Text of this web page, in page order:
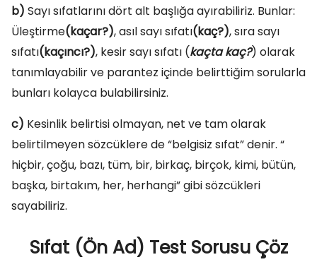
b) Sayı sıfatlarını dört alt başlığa ayırabiliriz. Bunlar:
Üleştirme(kaçar?), asıl sayı sıfatı(kaç?), sıra sayı
sıfatı(kaçıncı?), kesir sayı sıfatı (kaçta kaç?) olarak
tanımlayabilir ve parantez içinde belirttiğim sorularla
bunları kolayca bulabilirsiniz.
c) Kesinlik belirtisi olmayan, net ve tam olarak
belirtilmeyen sözcüklere de “belgisiz sıfat” denir. “
hiçbir, çoğu, bazı, tüm, bir, birkaç, birçok, kimi, bütün,
başka, birtakım, her, herhangi” gibi sözcükleri
sayabiliriz.
Sıfat (Ön Ad) Test Sorusu Çöz